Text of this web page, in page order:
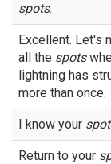
spots.
Excellent. Let's
all the spots
lightning has
more than once.
I know your
Return to your